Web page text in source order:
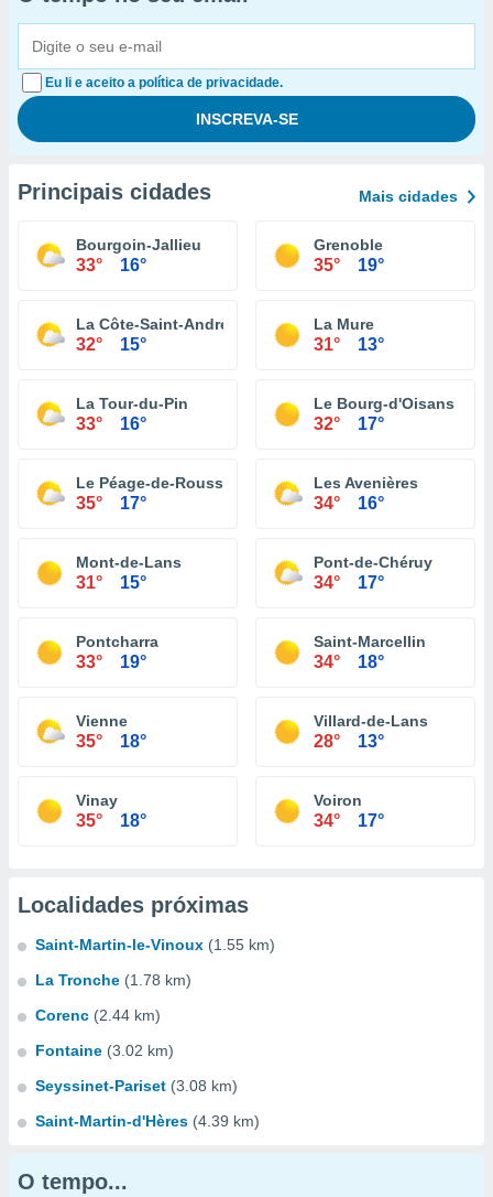
Eu li e aceito a política de privacidade.
Principais cidades Mais cidades
Bourgoin-Jallieu
33° 16°
Grenoble
35° 19°
La Côte-Saint-André
32° 15°
La Mure
31° 13°
La Tour-du-Pin
33° 16°
Le Bourg-d'Oisans
32° 17°
Le Péage-de-Roussillon
35° 17°
Les Avenières
34° 16°
Mont-de-Lans
31° 15°
Pont-de-Chéruy
34° 17°
Pontcharra
33° 19°
Saint-Marcellin
34° 18°
Vienne
35° 18°
Villard-de-Lans
28° 13°
Vinay
35° 18°
Voiron
34° 17°
Localidades próximas
Saint-Martin-le-Vinoux (1.55 km)
La Tronche (1.78 km)
Corenc (2.44 km)
Fontaine (3.02 km)
Seyssinet-Pariset (3.08 km)
Saint-Martin-d'Hères (4.39 km)
O tempo...